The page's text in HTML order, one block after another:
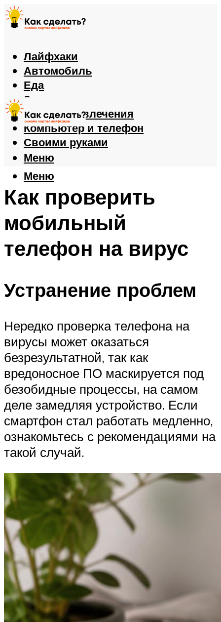
Лайфхаки
Автомобиль
Еда
Здоровье
Игры и развлечения
Компьютер и телефон
Своими руками
Меню
Меню
Как проверить
мобильный
телефон на вирус
Устранение проблем
Нередко проверка телефона на
вирусы может оказаться
безрезультатной, так как
вредоносное ПО маскируется под
безобидные процессы, на самом
деле замедляя устройство. Если
смартфон стал работать медленно,
ознакомьтесь с рекомендациями на
такой случай.